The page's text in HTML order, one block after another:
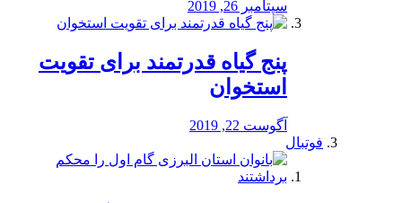
سپتامبر 26, 2019
پنج گیاه قدرتمند برای تقویت
استخوان
آگوست 22, 2019
فوتبال